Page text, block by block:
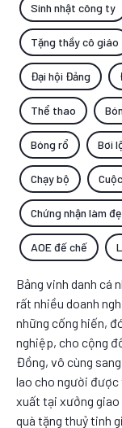
Sinh nhật công ty
Tặng thầy cô giáo
Đại hội Đảng
Thể thao
Bóng rổ Bơi
Chạy bộ
Chứng nhận làm
AOE đế chế
Bảng vinh danh cá
rất nhiều doanh
những cống hiến,
nghiệp, cho cộng
Đồng, vô cùng
lao cho người được
xuất tại xưởng giao
quà tặng thuỷ tinh